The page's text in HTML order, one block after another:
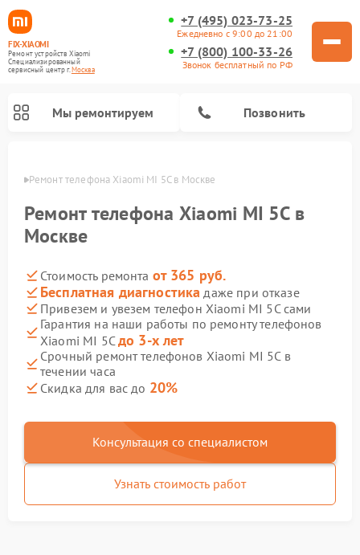
FIX-XIAOMI
Ремонт устройств Xiaomi
Специализированный
cервисный центр г.Москва
+7 (495) 023-73-25
Ежедневно с 9:00 до 21:00
+7 (800) 100-33-26
Звонок бесплатный по РФ
Мы ремонтируем Позвонить
Ремонт телефона Xiaomi MI 5C в Москве
Ремонт телефона Xiaomi MI 5C в
Москве
Стоимость ремонта от 365 руб.
Бесплатная диагностика даже при отказе
Привезем и увезем телефон Xiaomi MI 5C сами
Гарантия на наши работы по ремонту телефонов
Xiaomi MI 5Cдо 3-х лет
Срочный ремонт телефонов Xiaomi MI 5C в
течении часа
Скидка для вас до 20%
Консультация со специалистом
Узнать стоимость работ